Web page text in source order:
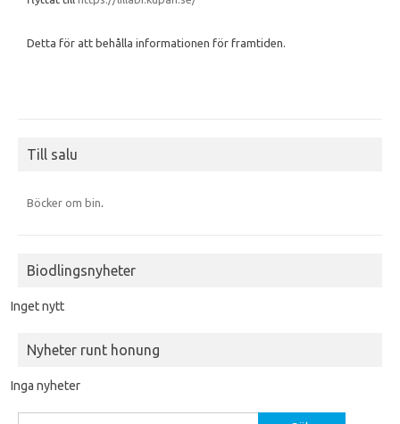
Detta för att behålla informationen för framtiden.
Till salu
Böcker om bin.
Biodlingsnyheter
Inget nytt
Nyheter runt honung
Inga nyheter